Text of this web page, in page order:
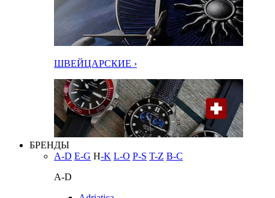
ШВЕЙЦАРСКИЕ ›
БРЕНДЫ
A-D E-G H-K L-O P-S T-Z В-С
A-D